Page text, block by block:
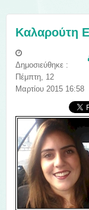
Καλαρούτη
Δημοσιεύθηκε :
Πέμπτη, 12
Μαρτίου 2015 16:58